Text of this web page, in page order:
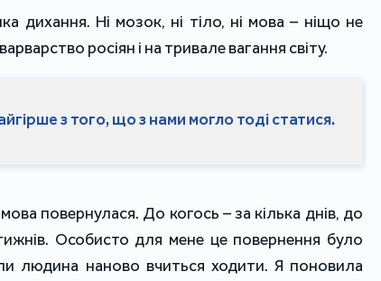
дихання. Ні мозок, ні тіло, ні мова – ніщо не
росіян і на тривале вагання світу.
з того, що з нами могло тоді статися.
повернулася. До когось – за кілька днів, до
тижнів. Особисто для мене це повернення було
людина наново вчиться ходити. Я поновила